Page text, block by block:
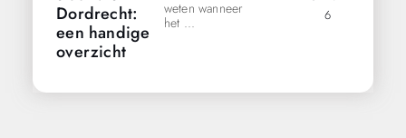
Dordrecht:
een handige
overzicht
weten wanneer
het ...
6